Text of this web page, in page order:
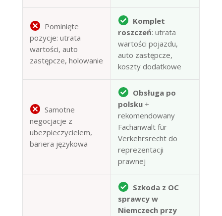
Pominięte
pozycje: utrata
wartości, auto
zastępcze, holowanie
Komplet
roszczeń: utrata
wartości pojazdu,
auto zastępcze,
koszty dodatkowe
Samotne
negocjacje z
ubezpieczycielem,
bariera językowa
Obsługa po
polsku+
rekomendowany
Fachanwalt für
Verkehrsrecht do
reprezentacji
prawnej
Szkoda z OC
sprawcy w
Niemczech przy